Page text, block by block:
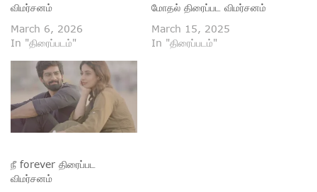
விமர்சனம்
March 6, 2026
In "திரைப்படம்"
மோதல் திரைப்பட விமர்சனம்
March 15, 2025
In "திரைப்படம்"
நீ forever திரைப்பட
விமர்சனம்